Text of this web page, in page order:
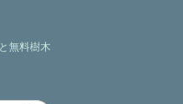
無料樹木